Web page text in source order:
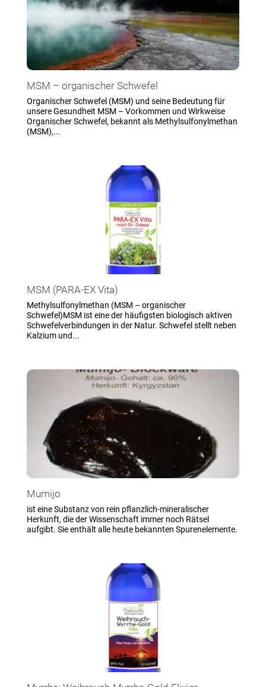
MSM – organischer Schwefel
Organischer Schwefel (MSM) und seine Bedeutung für
unsere Gesundheit MSM – Vorkommen und Wirkweise
Organischer Schwefel, bekannt als Methylsulfonylmethan
(MSM),...
MSM (PARA-EX Vita)
Methylsulfonylmethan (MSM – organischer
Schwefel)MSM ist eine der häufigsten biologisch aktiven
Schwefelverbindungen in der Natur. Schwefel stellt neben
Kalzium und...
Mumijo
ist eine Substanz von rein pflanzlich-mineralischer
Herkunft, die der Wissenschaft immer noch Rätsel
aufgibt. Sie enthält alle heute bekannten Spurenelemente.